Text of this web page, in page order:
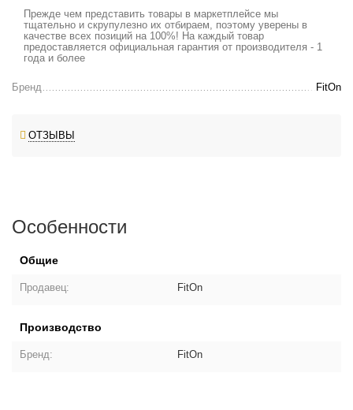
Прежде чем представить товары в маркетплейсе мы
тщательно и скрупулезно их отбираем, поэтому уверены в
качестве всех позиций на 100%! На каждый товар
предоставляется официальная гарантия от производителя - 1
года и более
Бренд FitOn
ОТЗЫВЫ
Особенности
Общие
Продавец: FitOn
Производство
Бренд: FitOn